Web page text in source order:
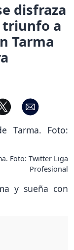
disfraza
triunfo a
Tarma
Foto: Twitter Liga
Profesional
y sueña con